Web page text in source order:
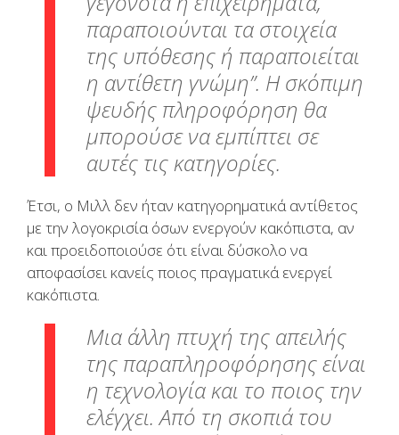
παραποιούνται τα στοιχεία
της υπόθεσης ή παραποιείται
η αντίθετη γνώμη”. Η σκόπιμη
ψευδής πληροφόρηση θα
μπορούσε να εμπίπτει σε
αυτές τις κατηγορίες.
Έτσι, ο Μιλλ δεν ήταν κατηγορηματικά αντίθετος
με την λογοκρισία όσων ενεργούν κακόπιστα, αν
και προειδοποιούσε ότι είναι δύσκολο να
αποφασίσει κανείς ποιος πραγματικά ενεργεί
κακόπιστα.
Μια άλλη πτυχή της απειλής
της παραπληροφόρησης είναι
η τεχνολογία και το ποιος την
ελέγχει. Από τη σκοπιά του